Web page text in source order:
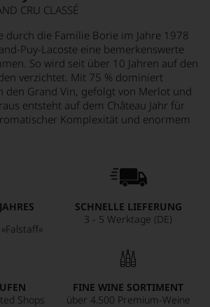
CRU CLASSÉ
durch die Familie Borie im Jahre 1978
Puy-Lacoste eine bemerkenswerte
So wird seit über 10 Jahren auf den
verzichtet. Mit 75 % dominiert
den Grand Vin, gefolgt von Merlot und
entsteht auf dem Château Jahr für
Komplexität und enormem
SCHNELLE LIEFERUNG
3 - 5 Werktage (DE)
Shops
FINE WINE SORTIMENT
über 4.500 Premium-Weine